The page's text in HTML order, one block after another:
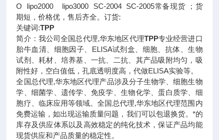
O lipo2000 lipo3000 SC-2004 SC-2005常备现货 ；货
期短，价格优，售后齐全。订货:
关键词:TPP
简介：我公司全国总代理,华东地区代理TPP专业经营进口
胎牛血清、细胞因子、ELISA试剂盒、细胞、抗体、生物
试剂、耗材、培养基、一抗、二抗、其产品吸附均匀，吸
附性好，空白值低，孔底透明度高，代做ELISA实验等。
全国总代理,华东地区代理产品涉及分子生物学、细胞生物
学、细菌学、遗传学、免疫学、生物化学、蛋白质学、细
胞疗、临床应用等领域。全国总代理,华东地区代理范围内
免费运输，如出现运输质量问题，我们可以包退换货。 *的
库存及供应体系以及高效稳定的纯化技术，保证产品均能
现货供应和产品质量的稳定性。